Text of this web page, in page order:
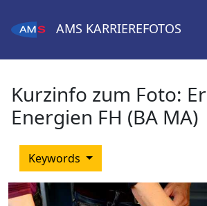
AMS KARRIEREFOTOS
Kurzinfo zum Foto:
Energien FH (BA MA)
Keywords